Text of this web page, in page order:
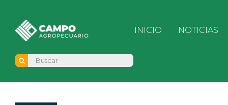
INICIO NOTICIAS